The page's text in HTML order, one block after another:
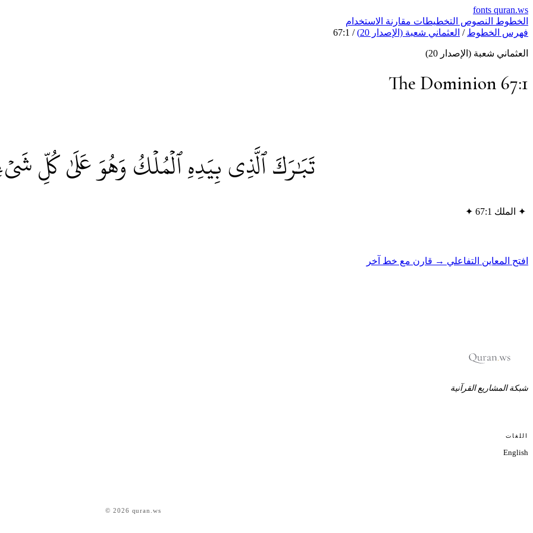
fonts quran.ws
الخطوط النصوص التخطيطات مقارنة الاستخدام
فهرس الخطوط / العثماني شعبة (الإصدار 20) /
67:1
العثماني شعبة (الإصدار 20)
The Dominion 67:1
تَبَٰرَكَ ٱلَّذِي بِيَدِهِ ٱلۡمُلۡكُ وَهُوَ عَلَىٰ كُلِّ
✦ الملك 67:1 ✦
افتح المعاين التفاعلي → قارن مع خط آخر
شبكة المشاريع القرآنية
اللغات
English
© 2026 quran.ws